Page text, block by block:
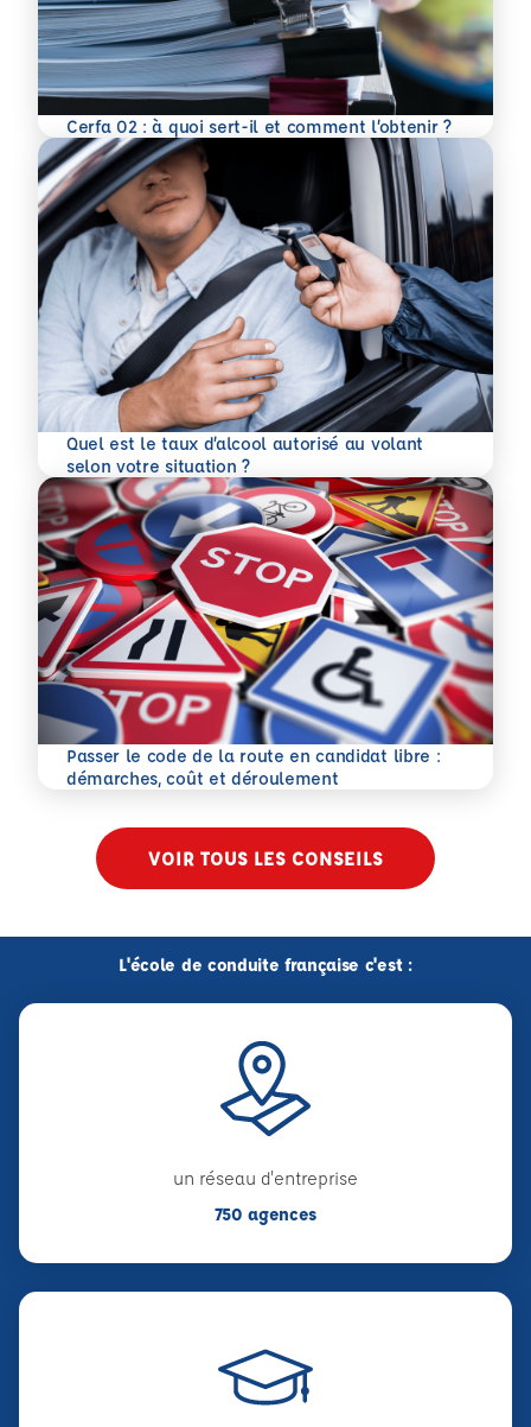
Cerfa 02 : à quoi sert-il et comment l’obtenir ?
En savoir plus
Quel est le taux d’alcool autorisé au volant
selon votre situation ?
En savoir plus
Passer le code de la route en candidat libre :
démarches, coût et déroulement
En savoir plus
VOIR TOUS LES CONSEILS
L'école de conduite française c'est :
un réseau d'entreprise
750 agences